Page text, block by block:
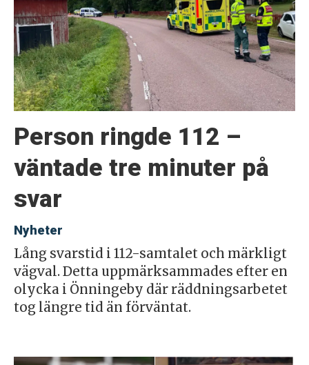
Person ringde 112 –
väntade tre minuter på
svar
Nyheter
Lång svarstid i 112-samtalet och märkligt
vägval. Detta uppmärksammades efter en
olycka i Önningeby där räddningsarbetet
tog längre tid än förväntat.